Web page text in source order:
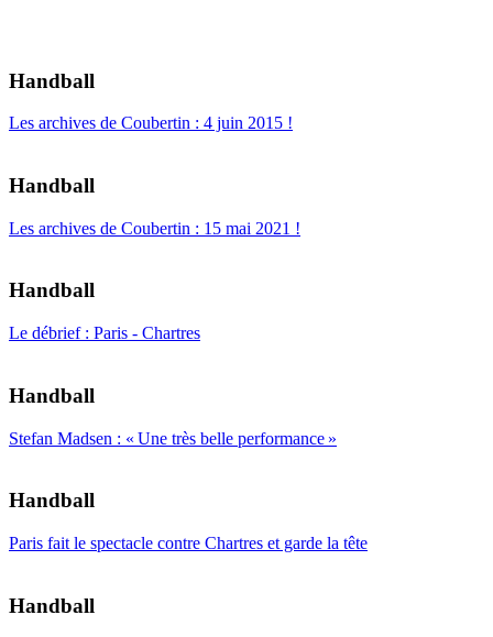
Handball
Les archives de Coubertin : 4 juin 2015 !
Handball
Les archives de Coubertin : 15 mai 2021 !
Handball
Le débrief : Paris - Chartres
Handball
Stefan Madsen : « Une très belle performance »
Handball
Paris fait le spectacle contre Chartres et garde la tête
Handball